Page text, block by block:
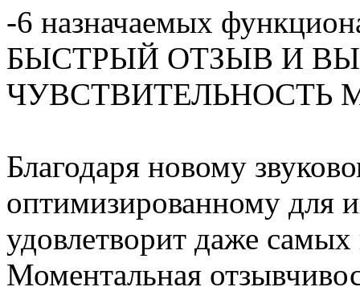
-6 назначаемых
БЫСТРЫЙ ОТЗЫВ И
ЧУВСТВИТЕЛЬНОСТЬ
Благодаря новому
оптимизированному для
удовлетворит даже
Моментальная